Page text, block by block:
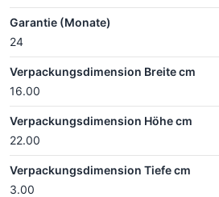
Garantie (Monate)
24
Verpackungsdimension Breite cm
16.00
Verpackungsdimension Höhe cm
22.00
Verpackungsdimension Tiefe cm
3.00